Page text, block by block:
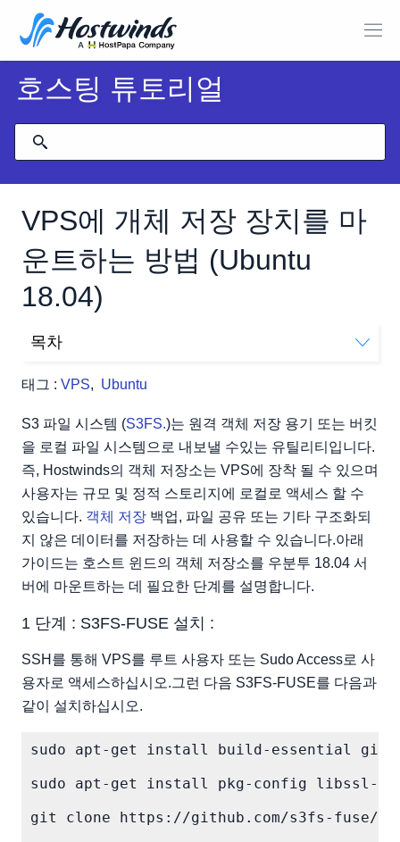
호스팅 튜토리얼
VPS에 개체 저장 장치를 마
운트하는 방법 (Ubuntu
18.04)
태그 : VPS, Ubuntu
목차
2 단계 : hostwinds 객체 API 정보 검색 :
3 단계 : 자격 증명 파일 만들기 :
4 단계 : 마운트 포인트 및 캐시 만들기 :
5 단계 : FSTAB에서 새 항목 만들기 :
메모:
S3 파일 시스템 (S3FS.)는 원격 객체 저장 용기 또는 버킷
을 로컬 파일 시스템으로 내보낼 수있는 유틸리티입니다.
즉, Hostwinds의 객체 저장소는 VPS에 장착 될 수 있으며
사용자는 규모 및 정적 스토리지에 로컬로 액세스 할 수
있습니다. 객체 저장 백업, 파일 공유 또는 기타 구조화되
지 않은 데이터를 저장하는 데 사용할 수 있습니다.아래
가이드는 호스트 윈드의 객체 저장소를 우분투 18.04 서
버에 마운트하는 데 필요한 단계를 설명합니다.
1 단계 : S3FS-FUSE 설치 :
SSH를 통해 VPS를 루트 사용자 또는 Sudo Access로 사
용자로 액세스하십시오.그런 다음 S3FS-FUSE를 다음과
같이 설치하십시오.
sudo apt-get install build-essential git
sudo apt-get install pkg-config libssl-
git clone https://github.com/s3fs-fuse/